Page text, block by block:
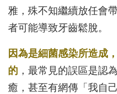
雅，殊不知繼續放任會
者可能導致牙齒鬆脫。
因為是細菌感染所造成
的 ，最常見的誤區是認
癒，甚至有網傳「我自